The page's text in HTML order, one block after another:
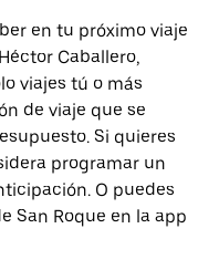
en tu próximo viaje
Caballero,
viajes tú o más
de viaje que se
Si quieres
programar un
O puedes
San Roque en la app